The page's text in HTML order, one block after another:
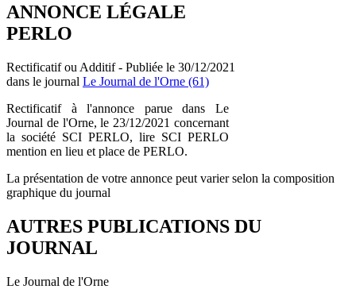
ANNONCE LÉGALE
PERLO
Rectificatif ou Additif - Publiée le 30/12/2021
dans le journal Le Journal de l'Orne (61)
Rectificatif à l'annonce parue dans Le
Journal de l'Orne, le 23/12/2021 concernant
la société SCI PERLO, lire SCI PERLO
mention en lieu et place de PERLO.
La présentation de votre annonce peut varier selon la composition
graphique du journal
AUTRES PUBLICATIONS DU
JOURNAL
Le Journal de l'Orne